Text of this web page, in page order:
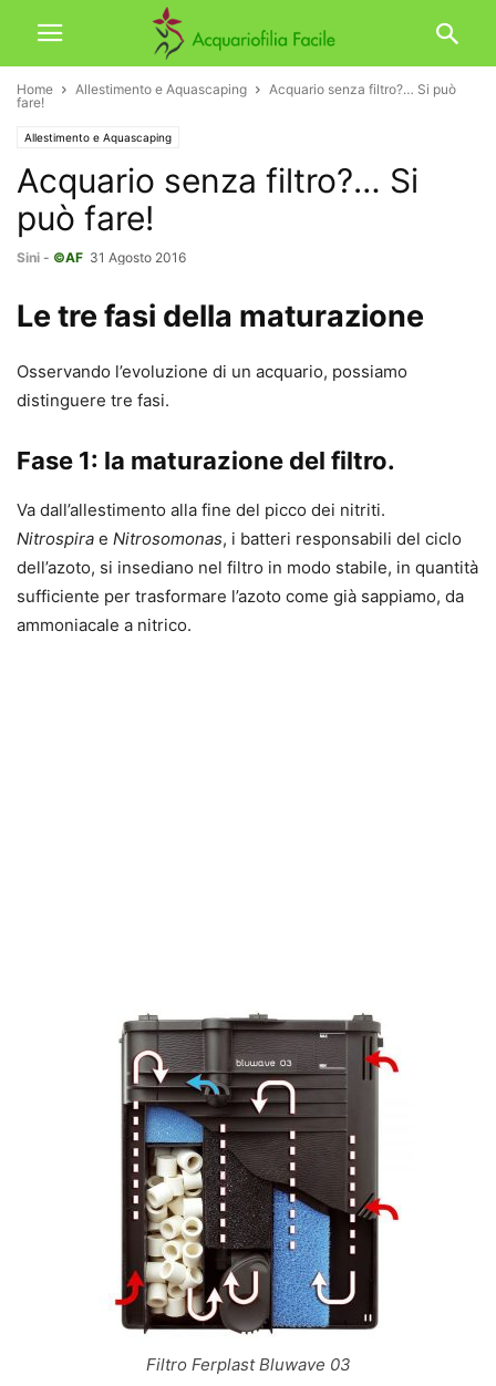
Home Allestimento e Aquascaping
Acquario senza filtro?… Si può
fare!
Allestimento e Aquascaping
Acquario senza filtro?… Si
può fare!
Sini - ©AF 31 Agosto 2016
Le tre fasi della maturazione
Osservando l’evoluzione di un acquario, possiamo
distinguere tre fasi.
Fase 1: la maturazione del filtro.
Va dall’allestimento alla fine del picco dei nitriti.
Nitrospira e Nitrosomonas, i batteri responsabili del ciclo
dell’azoto, si insediano nel filtro in modo stabile, in quantità
sufficiente per trasformare l’azoto come già sappiamo, da
ammoniacale a nitrico.
Filtro Ferplast Bluwave 03